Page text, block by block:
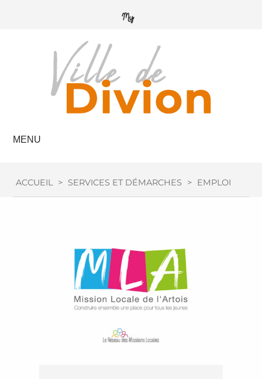
MENU
ACCUEIL > SERVICES ET DÉMARCHES > EMPLOI /